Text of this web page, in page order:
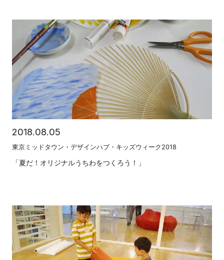
2018.08.05
東京ミッドタウン・デザインハブ・キッズウィーク2018
「夏だ！オリジナルうちわをつくろう！」